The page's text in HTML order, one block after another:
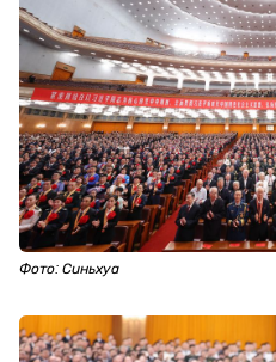
Фото: Синьхуа